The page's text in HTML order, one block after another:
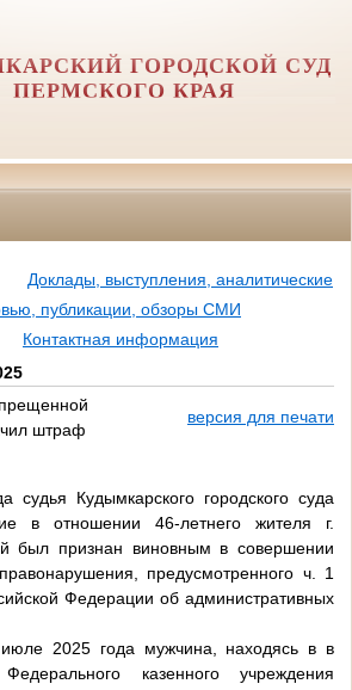
ГОРОДСКОЙ СУД
ПЕРМСКОГО КРАЯ
Доклады, выступления, аналитические
публикации, обзоры СМИ
Контактная информация
штраф
версия для печати
судья Кудымкарского городского суда
в отношении 46-летнего жителя г.
был признан виновным в совершении
предусмотренного ч. 1
Федерации об административных
2025 года мужчина, находясь в в
казенного учреждения